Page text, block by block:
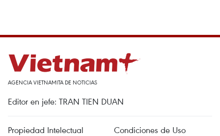
AGENCIA VIETNAMITA DE NOTICIAS
Editor en jefe: TRAN TIEN DUAN
Propiedad Intelectual
Condiciones de Uso